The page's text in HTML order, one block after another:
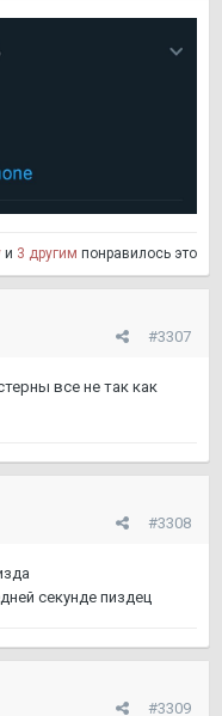
и 3 другим понравилось это
#3307
все не так как
#3308
секунде пиздец
#3309